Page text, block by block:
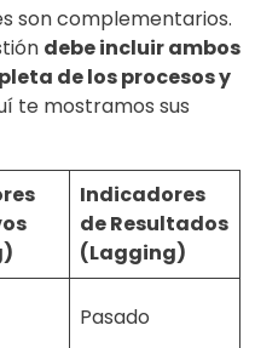
son complementarios.
debe incluir ambos
de los procesos y
te mostramos sus
Indicadores
de Resultados
(Lagging)
Pasado